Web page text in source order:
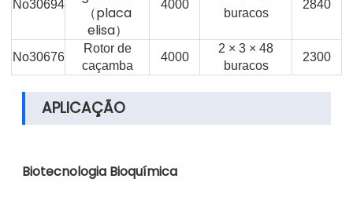
No30694
（placa
elisa）
4000
buracos
2840
No30676
Rotor de
caçamba
4000
2 × 3 × 48
buracos
2300
APLICAÇÃO
Biotecnologia Bioquímica